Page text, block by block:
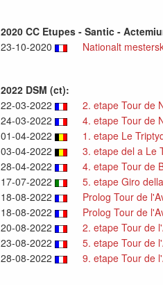
2020 CC Etupes - Santic -
23-10-2020
Nationalt
2022 DSM (ct):
22-03-2022
2. etape Tour de
24-03-2022
4. etape Tour de
01-04-2022
1. etape Le
03-04-2022
3. etape del a Le
28-04-2022
4. etape Tour de
17-07-2022
5. etape Giro
18-08-2022
Prolog Tour de
18-08-2022
Prolog Tour de
20-08-2022
2. etape Tour de
23-08-2022
5. etape Tour de
28-08-2022
9. etape Tour de